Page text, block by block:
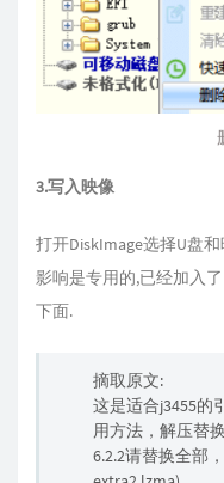
3.写入映像
打开DiskImage选择U盘
影响是专用的,已经加入
下面.
摘取原文:
这是适合j3455的
用方法，解压替
6.2.2请替换全部